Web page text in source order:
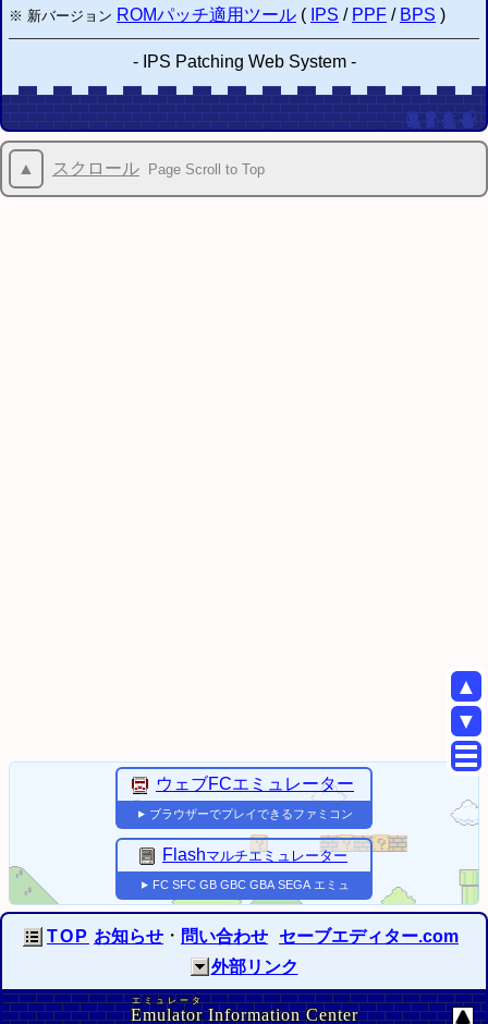
※ 新バージョン ROMパッチ適用ツール ( IPS / PPF / BPS )
- IPS Patching Web System-
▲ スクロール Page Scroll to Top
ウェブFCエミュレーター
▼ ブラウザーでプレイできるファミコン
Flashマルチエミュレーター
▼ FC SFC GB GBC GBA SEGA エミュ
TOP お知らせ ・ 問い合わせ
セーブエディター.com
外部リンク
Emulator
エミュレータ
Information Center
▲
▼